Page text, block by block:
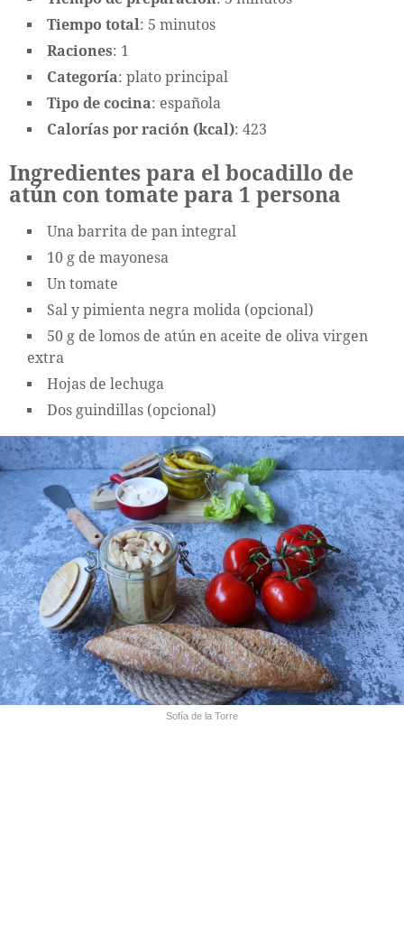
Tiempo total : 5 minutos
Raciones: 1
Categoría: plato principal
Tipo de cocina: española
Calorías por ración (kcal): 423
Ingredientes para el bocadillo de
atún con tomate para 1 persona
Una barrita de pan integral
10 g de mayonesa
Un tomate
Sal y pimienta negra molida (opcional)
50 g de lomos de atún en aceite de oliva virgen
extra
Hojas de lechuga
Dos guindillas (opcional)
Sofía de la Torre